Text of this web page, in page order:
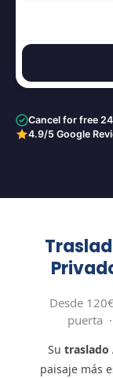
Cancel for free
4.9/5 Google
Desde
puerta
Su traslado
paisaje más